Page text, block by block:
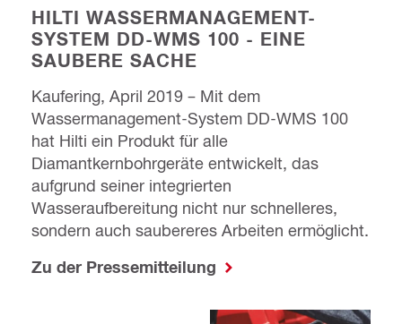
HILTI WASSERMANAGEMENT-
SYSTEM DD-WMS 100 - EINE
SAUBERE SACHE
Kaufering, April 2019 – Mit dem
Wassermanagement-System DD-WMS 100
hat Hilti ein Produkt für alle
Diamantkernbohrgeräte entwickelt, das
aufgrund seiner integrierten
Wasseraufbereitung nicht nur schnelleres,
sondern auch saubereres Arbeiten ermöglicht.
Zu der Pressemitteilung